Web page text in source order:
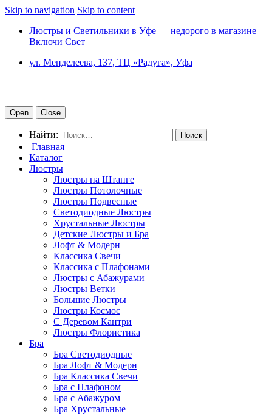
Skip to navigation Skip to content
Люстры и Светильники в Уфе — недорого в магазине
Включи Свет
ул. Менделеева, 137, ТЦ «Радуга», Уфа
Open Close
Найти:
Главная
Каталог
Люстры
Люстры на Штанге
Люстры Потолочные
Люстры Подвесные
Светодиодные Люстры
Хрустальные Люстры
Детские Люстры и Бра
Лофт & Модерн
Классика Свечи
Классика с Плафонами
Люстры с Абажурами
Люстры Ветки
Большие Люстры
Люстры Космос
С Деревом Кантри
Люстры Флористика
Бра
Бра Светодиодные
Бра Лофт & Модерн
Бра Классика Свечи
Бра с Плафоном
Бра с Абажуром
Бра Хрустальные